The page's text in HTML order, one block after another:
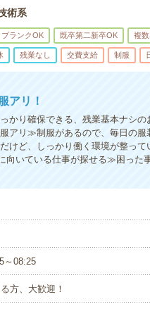
術系
ブランクOK 既卒第二新卒OK 複
残業なし 交費支給 制服
アリ！
り確保できる、残業基本ナシの
アリ≫制服があるので、毎日の
けど、しっかり働く環境が整っ
向いている仕事が探せる≫困った
～08:25
方、大歓迎！